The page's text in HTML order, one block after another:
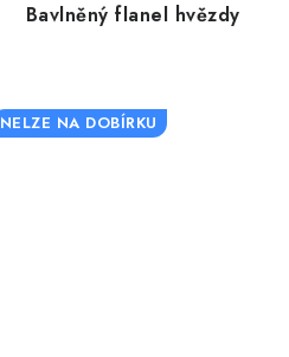
Bavlněný flanel hvězdy
NELZE NA DOBÍRKU